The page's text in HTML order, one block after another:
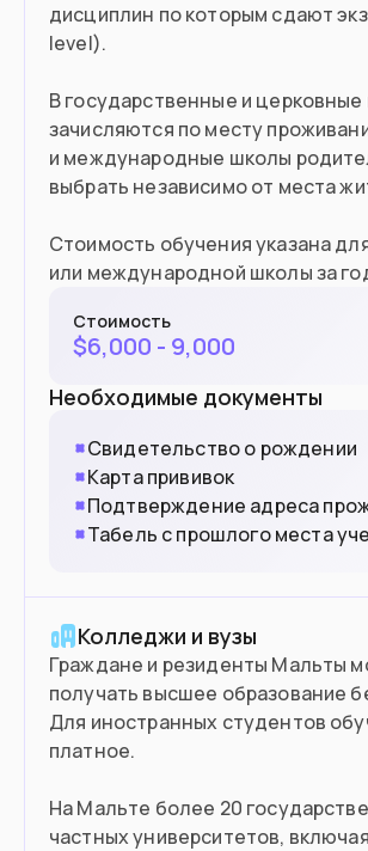
дисциплин по которым сдают
level).
В государственные и
зачисляются по месту
и международные школы
выбрать независимо от места
Стоимость обучения указана
или международной школы за
Стоимость
$6,000 - 9,000
Необходимые документы
Свидетельство о рождении
Карта прививок
Подтверждение адреса
Табель с прошлого места
Колледжи и вузы
Граждане и резиденты Мальты
получать высшее образование
Для иностранных студентов
платное.
На Мальте более 20
частных университетов,